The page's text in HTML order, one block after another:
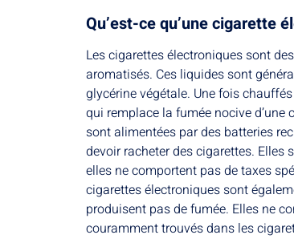
Qu’est-ce qu’une cigarette
Les cigarettes électroniques sont
aromatisés. Ces liquides sont
glycérine végétale. Une fois
qui remplace la fumée nocive
sont alimentées par des batteries
devoir racheter des cigarettes. Elles
elles ne comportent pas de taxes
cigarettes électroniques sont
produisent pas de fumée. Elles ne
couramment trouvés dans les